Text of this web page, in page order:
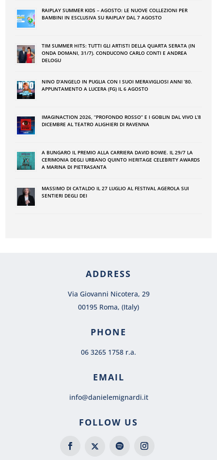
RAIPLAY SUMMER KIDS – AGOSTO: LE NUOVE COLLEZIONI PER
BAMBINI IN ESCLUSIVA SU RAIPLAY DAL 7 AGOSTO
TIM SUMMER HITS: TUTTI GLI ARTISTI DELLA QUARTA SERATA (IN
ONDA DOMANI, 31/7). CONDUCONO CARLO CONTI E ANDREA
DELOGU
NINO DʼANGELO IN PUGLIA CON I SUOI MERAVIGLIOSI ANNI ʼ80.
APPUNTAMENTO A LUCERA (FG) IL 6 AGOSTO
IMAGINACTION 2026, “PROFONDO ROSSO” E I GOBLIN DAL VIVO L’8
DICEMBRE AL TEATRO ALIGHIERI DI RAVENNA
A BUNGARO IL PREMIO ALLA CARRIERA DAVID BOWIE. IL 29/7 LA
CERIMONIA DEGLI URBANO QUINTO HERITAGE CELEBRITY AWARDS
A MARINA DI PIETRASANTA
MASSIMO DI CATALDO IL 27 LUGLIO AL FESTIVAL AGEROLA SUI
SENTIERI DEGLI DEI
ADDRESS
Via Giovanni Nicotera, 29
00195 Roma, (Italy)
PHONE
06 3265 1758 r.a.
EMAIL
info@danielemignardi.it
FOLLOW US